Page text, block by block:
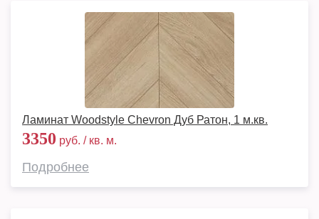
Ламинат Woodstyle Chevron Дуб Ратон, 1 м.кв.
3350 руб. / кв. м.
Подробнее